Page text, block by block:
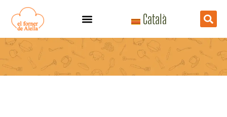
contenido
Català